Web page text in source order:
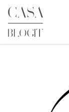
Skip
content